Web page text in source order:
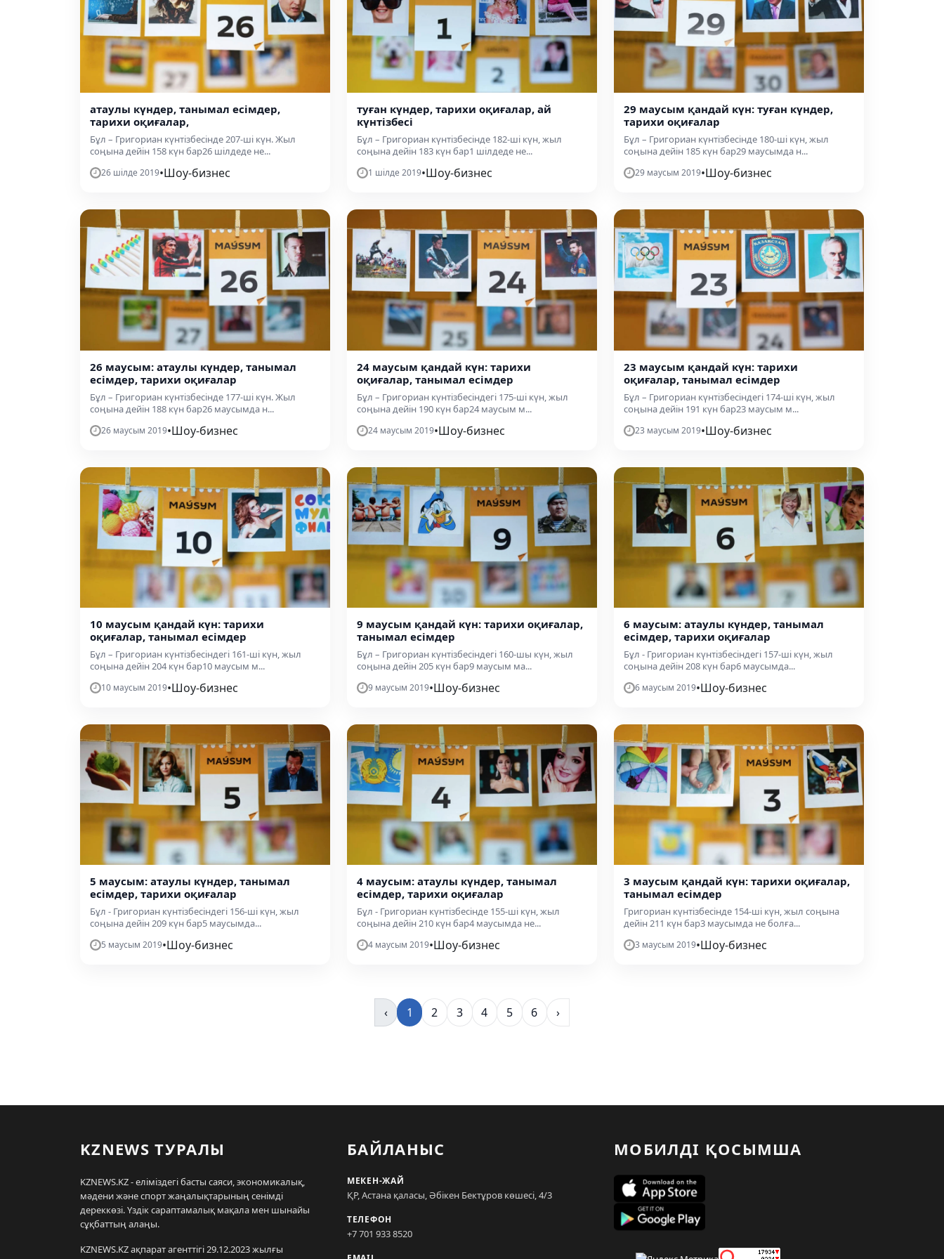
атаулы күндер, танымал есімдер,
тарихи оқиғалар,
Бұл – Григориан күнтізбесінде 207-ші күн. Жыл
соңына дейін 158 күн бар26 шілдеде не...
26 шілде 2019•Шоу-бизнес
туған күндер, тарихи оқиғалар, ай
күнтізбесі
Бұл – Григориан күнтізбесінде 182-ші күн, жыл
соңына дейін 183 күн бар1 шілдеде не...
1 шілде 2019•Шоу-бизнес
29 маусым қандай күн: туған күндер,
тарихи оқиғалар
Бұл – Григориан күнтізбесінде 180-ші күн, жыл
соңына дейін 185 күн бар29 маусымда н...
29 маусым 2019•Шоу-бизнес
26 маусым: атаулы күндер, танымал
есімдер, тарихи оқиғалар
Бұл – Григориан күнтізбесінде 177-ші күн. Жыл
соңына дейін 188 күн бар26 маусымда н...
26 маусым 2019•Шоу-бизнес
24 маусым қандай күн: тарихи
оқиғалар, танымал есімдер
Бұл – Григориан күнтізбесіндегі 175-ші күн, жыл
соңына дейін 190 күн бар24 маусым м...
24 маусым 2019•Шоу-бизнес
23 маусым қандай күн: тарихи
оқиғалар, танымал есімдер
Бұл – Григориан күнтізбесіндегі 174-ші күн, жыл
соңына дейін 191 күн бар23 маусым м...
23 маусым 2019•Шоу-бизнес
10 маусым қандай күн: тарихи
оқиғалар, танымал есімдер
Бұл – Григориан күнтізбесіндегі 161-ші күн, жыл
соңына дейін 204 күн бар10 маусым м...
10 маусым 2019•Шоу-бизнес
9 маусым қандай күн: тарихи оқиғалар,
танымал есімдер
Бұл – Григориан күнтізбесіндегі 160-шы күн, жыл
соңына дейін 205 күн бар9 маусым ма...
9 маусым 2019•Шоу-бизнес
6 маусым: атаулы күндер, танымал
есімдер, тарихи оқиғалар
Бұл - Григориан күнтізбесіндегі 157-ші күн, жыл
соңына дейін 208 күн бар6 маусымда...
6 маусым 2019•Шоу-бизнес
5 маусым: атаулы күндер, танымал
есімдер, тарихи оқиғалар
Бұл - Григориан күнтізбесіндегі 156-ші күн, жыл
соңына дейін 209 күн бар5 маусымда...
5 маусым 2019•Шоу-бизнес
4 маусым: атаулы күндер, танымал
есімдер, тарихи оқиғалар
Бұл - Григориан күнтізбесінде 155-ші күн, жыл
соңына дейін 210 күн бар4 маусымда не...
4 маусым 2019•Шоу-бизнес
3 маусым қандай күн: тарихи оқиғалар,
танымал есімдер
Григориан күнтізбесінде 154-ші күн, жыл соңына
дейін 211 күн бар3 маусымда не болға...
3 маусым 2019•Шоу-бизнес
‹ 1 2 3 4 5 6 ›
KZNEWS ТУРАЛЫ
KZNEWS.KZ - еліміздегі басты саяси, экономикалық,
мәдени және спорт жаңалықтарының сенімді
дереккөзі. Үздік сараптамалық мақала мен шынайы
сұқбаттың алаңы.
KZNEWS.KZ ақпарат агенттігі 29.12.2023 жылғы
БАЙЛАНЫС
МЕКЕН-ЖАЙ
ҚР, Астана қаласы, Әбікен Бектұров көшесі, 4/3
ТЕЛЕФОН
+7 701 933 8520
МОБИЛДІ ҚОСЫМША